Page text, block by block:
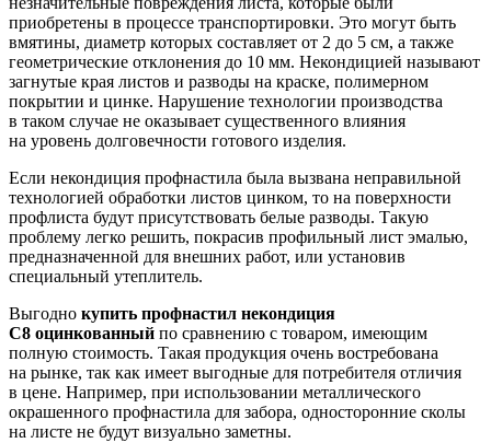
приобретены в процессе транспортировки. Это могут быть
вмятины, диаметр которых составляет от 2 до 5 см, а также
геометрические отклонения до 10 мм. Некондицией называют
загнутые края листов и разводы на краске, полимерном
покрытии и цинке. Нарушение технологии производства
в таком случае не оказывает существенного влияния
на уровень долговечности готового изделия.
Если некондиция профнастила была вызвана неправильной
технологией обработки листов цинком, то на поверхности
профлиста будут присутствовать белые разводы. Такую
проблему легко решить, покрасив профильный лист эмалью,
предназначенной для внешних работ, или установив
специальный утеплитель.
Выгодно купить профнастил некондиция
С8 оцинкованный по сравнению с товаром, имеющим
полную стоимость. Такая продукция очень востребована
на рынке, так как имеет выгодные для потребителя отличия
в цене. Например, при использовании металлического
окрашенного профнастила для забора, односторонние сколы
на листе не будут визуально заметны.